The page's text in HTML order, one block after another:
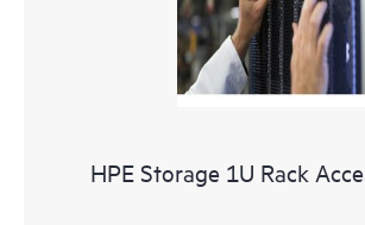
HPE Storage 1U Rack